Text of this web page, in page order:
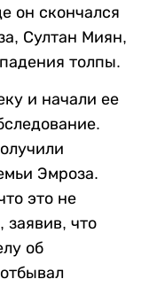
он скончался
Султан Миян,
толпы.
и начали ее
Эмроза.
это не
заявив, что
об